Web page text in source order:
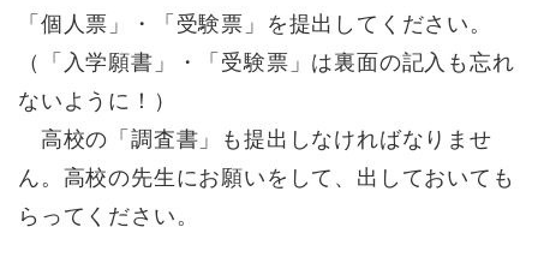
「個人票」・「受験票」を提出してください。
（「入学願書」・「受験票」は裏面の記入も忘れ
ないように！）
高校の「調査書」も提出しなければなりませ
ん。高校の先生にお願いをして、出しておいても
らってください。